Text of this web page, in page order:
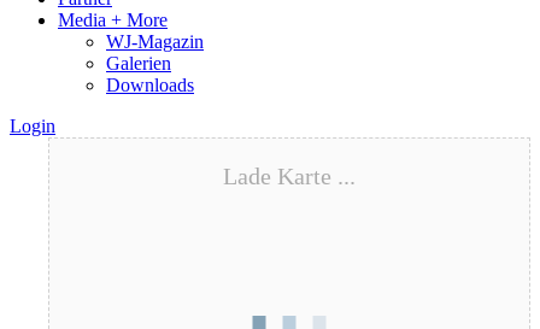
Media + More
WJ-Magazin
Galerien
Downloads
Login
Lade Karte ...